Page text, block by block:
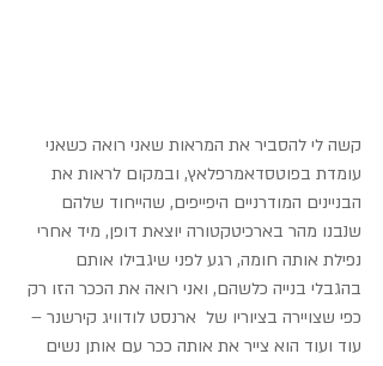
קשה לי להסביר את המראות שאני רואה כשאני
עומדת בפוטסדאמרפלאץ, ובמקום לראות את
הבניינים המודרניים היפייפים, שהייחוד שלהם
שנבנו מהר בארכיטקטורה יוצאת דופן, מיד אחרי
נפילת אותה חומה, רגע לפני שיגבילו אותם
בהגבלי בנייה כלשהם, ואני רואה את הככר הזו רק
כפי שצויירה בציוריו של  ארנסט לודוויג קירשנר –
עוד ועוד הוא צייר את אותה ככר עם אותן נשים